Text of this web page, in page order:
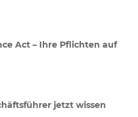
Act – Ihre Pflichten auf
jetzt wissen